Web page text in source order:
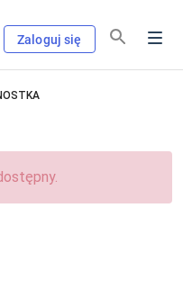
Zaloguj się